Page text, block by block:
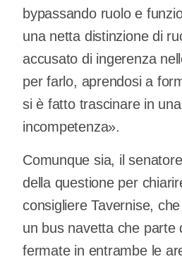
bypassando ruolo e
una netta distinzione di
accusato di ingerenza
per farlo, aprendosi a
si è fatto trascinare in
incompetenza».
Comunque sia, il
della questione per
consigliere Tavernise,
un bus navetta che parte
fermate in entrambe le